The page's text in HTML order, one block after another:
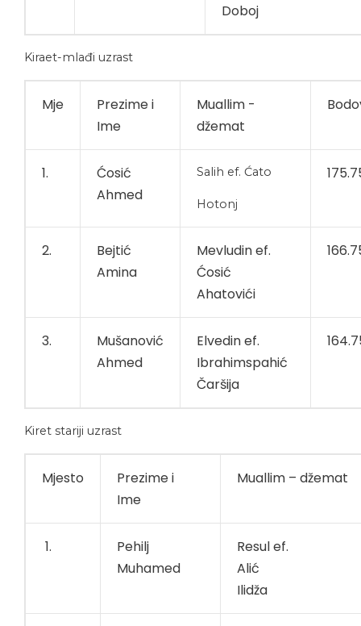
Doboj
Kiraet-mlađi uzrast
Mje
Prezime i
Ime
Muallim -
džemat
1.
Ćosić
Ahmed
Salih ef. Ćato
Hotonj
2.
Bejtić
Amina
Mevludin ef.
Ćosić
Ahatovići
3.
Mušanović
Ahmed
Elvedin ef.
Ibrahimspahić
Čaršija
Kiret stariji uzrast
Mjesto
Prezime i
Ime
Muallim – džemat
1.
Pehilj
Muhamed
Resul ef.
Ilidža